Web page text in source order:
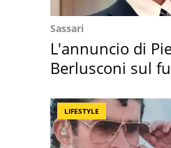
Sassari
L'annuncio di
Berlusconi sul
LIFESTYLE